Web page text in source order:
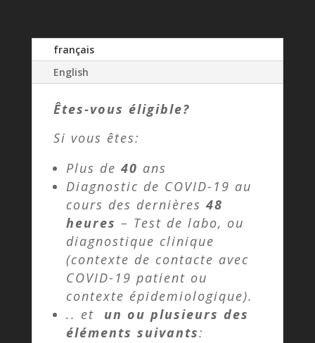
français
English
Êtes-vous éligible?
Si vous êtes:
Plus de 40 ans
Diagnostic de COVID-19 au
cours des dernières 48
heures – Test de labo, ou
diagnostique clinique
(contexte de contacte avec
COVID-19 patient ou
contexte épidemiologique).
.. et un ou plusieurs des
éléments suivants: